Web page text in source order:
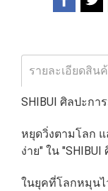
รายละเอียดสิน
SHIBUI ศิลปะกา
หยุดวิ่งตามโลก
ง่าย" ใน
ในยุคที่โลกหมุนไ